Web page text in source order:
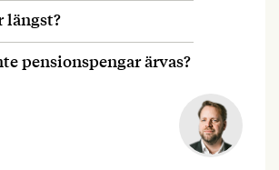
längst?
pensionspengar ärvas?